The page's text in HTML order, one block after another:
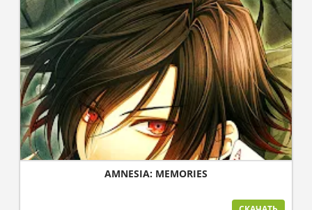
AMNESIA: MEMORIES